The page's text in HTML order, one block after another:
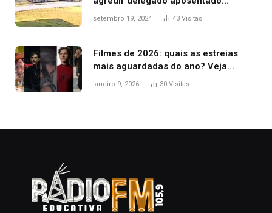
durante confusão no trânsito
setembro 19, 2024 43 Visitas
Filmes de 2026: quais as estreias
mais aguardadas do ano? Veja
principais lançamentos do cinema
janeiro 9, 2026 30 Visitas